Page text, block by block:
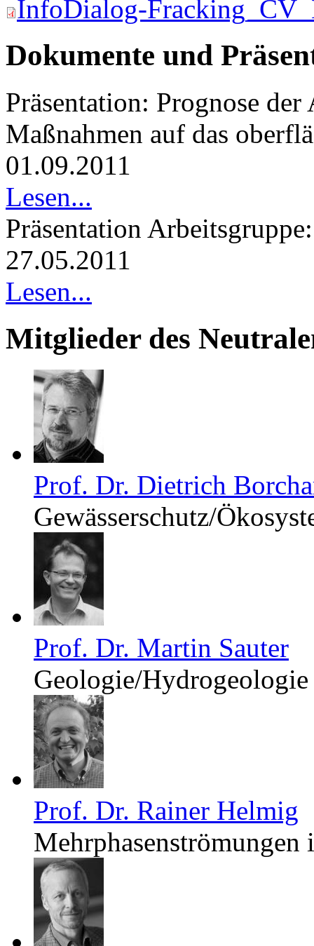
InfoDialog-
Dokumente und
Präsentation: Prognose
Maßnahmen auf das
01.09.2011
Lesen...
Präsentation
27.05.2011
Lesen...
Mitglieder des
Prof. Dr. Dietrich
Gewässerschutz/
Prof. Dr. Martin Sauter
Geologie/Hydrogeologie
Prof. Dr. Rainer Helmig